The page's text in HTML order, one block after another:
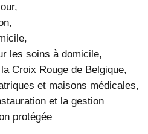
les soins à domicile,
Croix Rouge de Belgique,
et maisons médicales,
et la gestion
protégée